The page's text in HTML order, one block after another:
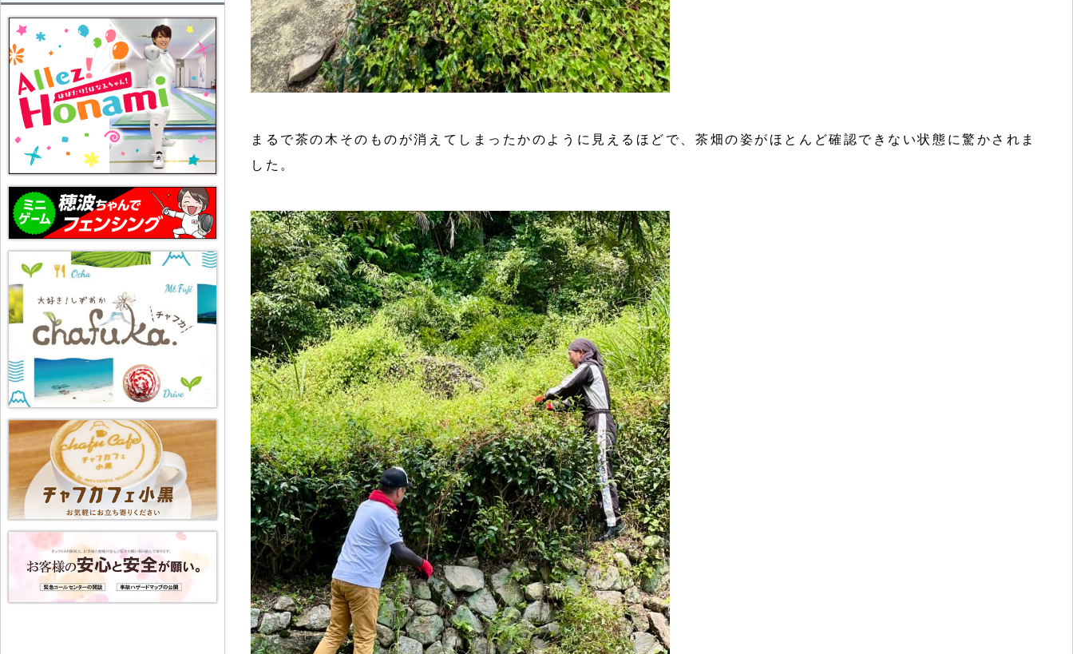
まるで茶の木そのものが消えてしまったかのように見えるほどで、茶畑の姿がほとんど確認できない状態に驚かされま
した。